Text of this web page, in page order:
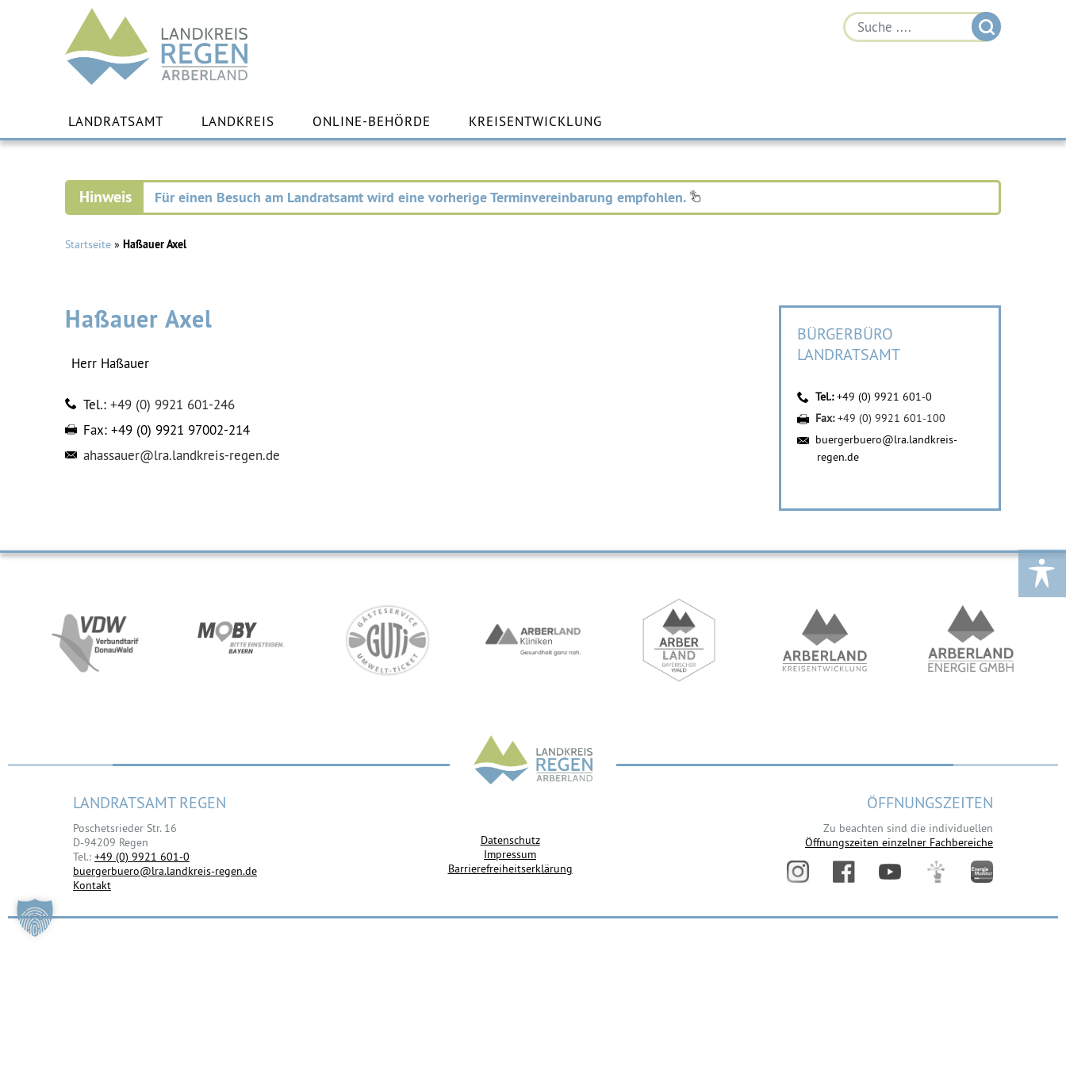
Landkreis
Regen
Inhalt
springen
LANDRATSAMT LANDKREIS ONLINE-BEHÖRDE KREISENTWICKLUNG
Für einen Besuch am Landratsamt wird eine vorherige Terminvereinbarung empfohlen.
Startseite » Haßauer Axel
Haßauer Axel
Herr Haßauer
Tel.: +49 (0) 9921 601-246
Fax: +49 (0) 9921 97002-214
ahassauer@lra.landkreis-regen.de
BÜRGERBÜRO
LANDRATSAMT
Tel.:+49 (0) 9921 601-0
Fax:+49 (0) 9921 601-100
buergerbuero@lra.landkreis-
regen.de
LANDRATSAMT REGEN
Poschetsrieder Str. 16
D-94209 Regen
Tel.: +49 (0) 9921 601-0
buergerbuero@lra.landkreis-regen.de
Kontakt
Datenschutz
Impressum
Barrierefreiheitserklärung
ÖFFNUNGSZEITEN
Zu beachten sind die individuellen
Öffnungszeiten einzelner Fachbereiche